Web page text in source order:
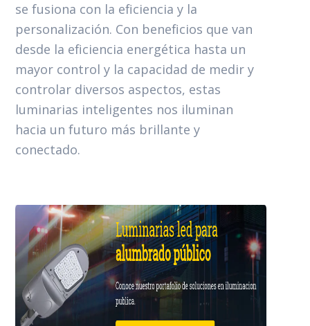
se fusiona con la eficiencia y la
personalización. Con beneficios que van
desde la eficiencia energética hasta un
mayor control y la capacidad de medir y
controlar diversos aspectos, estas
luminarias inteligentes nos iluminan
hacia un futuro más brillante y
conectado.